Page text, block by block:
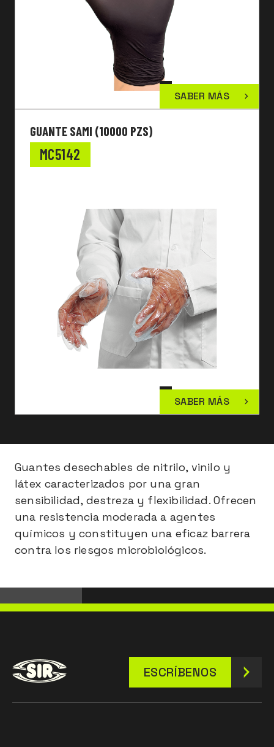
SABER MÁS
GUANTE SAMI (10000 PZS)
MC5142
SABER MÁS
Guantes desechables de nitrilo, vinilo y
látex caracterizados por una gran
sensibilidad, destreza y flexibilidad. Ofrecen
una resistencia moderada a agentes
químicos y constituyen una eficaz barrera
contra los riesgos microbiológicos.
ESCRÍBENOS